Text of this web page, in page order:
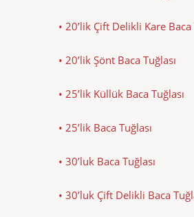
• 20’lik Çift Delikli Kare Baca
• 20’lik Şönt Baca Tuğlası
• 25’lik Küllük Baca Tuğlası
• 25’lik Baca Tuğlası
• 30’luk Baca Tuğlası
• 30’luk Çift Delikli Baca